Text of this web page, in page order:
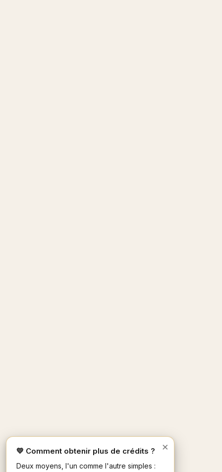
×
💛 Comment obtenir plus de crédits ?
Deux moyens, l'un comme l'autre simples :